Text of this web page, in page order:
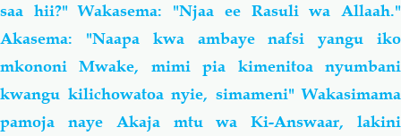
saa hii?" Wakasema: "Njaa ee Rasuli wa Allaah."
Akasema: "Naapa kwa ambaye nafsi yangu iko
mkononi Mwake, mimi pia kimenitoa nyumbani
kwangu kilichowatoa nyie, simameni" Wakasimama
pamoja naye Akaja mtu wa Ki-Answaar, lakini